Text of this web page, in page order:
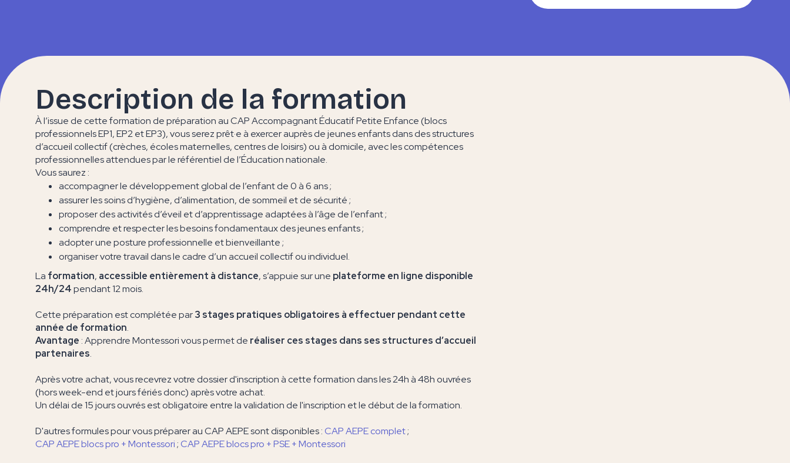
Description de la formation
À l’issue de cette formation de préparation au CAP Accompagnant Éducatif Petite Enfance (blocs
professionnels EP1, EP2 et EP3), vous serez prêt·e à exercer auprès de jeunes enfants dans des structures
d’accueil collectif (crèches, écoles maternelles, centres de loisirs) ou à domicile, avec les compétences
professionnelles attendues par le référentiel de l’Éducation nationale.
Vous saurez :
accompagner le développement global de l’enfant de 0 à 6 ans ;
assurer les soins d’hygiène, d’alimentation, de sommeil et de sécurité ;
proposer des activités d’éveil et d’apprentissage adaptées à l’âge de l’enfant ;
comprendre et respecter les besoins fondamentaux des jeunes enfants ;
adopter une posture professionnelle et bienveillante ;
organiser votre travail dans le cadre d’un accueil collectif ou individuel.
La formation, accessible entièrement à distance, s’appuie sur une plateforme en ligne disponible
24h/24pendant 12 mois.
Cette préparation est complétée par3 stages pratiques obligatoires à effectuer pendant cette
année de formation.
Avantage : Apprendre Montessori vous permet de réaliser ces stages dans ses structures d’accueil
partenaires.
Après votre achat, vous recevrez votre dossier d'inscription à cette formation dans les 24h à 48h ouvrées
(hors week-end et jours fériés donc) après votre achat.
Un délai de 15 jours ouvrés est obligatoire entre la validation de l'inscription et le début de la formation.
D'autres formules pour vous préparer au CAP AEPE sont disponibles :CAP AEPE complet;
CAP AEPE blocs pro + Montessori;CAP AEPE blocs pro + PSE + Montessori